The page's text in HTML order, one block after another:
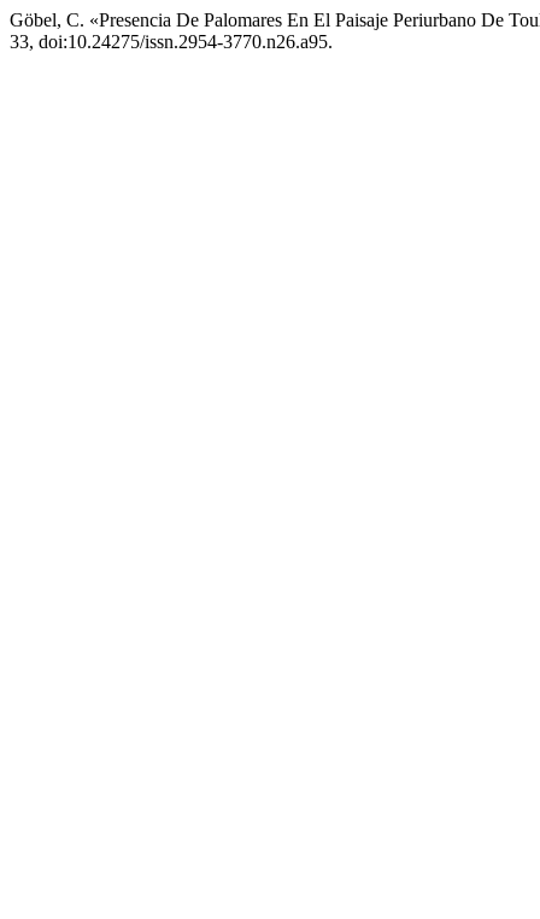
Göbel, C. «Presencia De Palomares En El Paisaje Periurbano De
33, doi:10.24275/issn.2954-3770.n26.a95.